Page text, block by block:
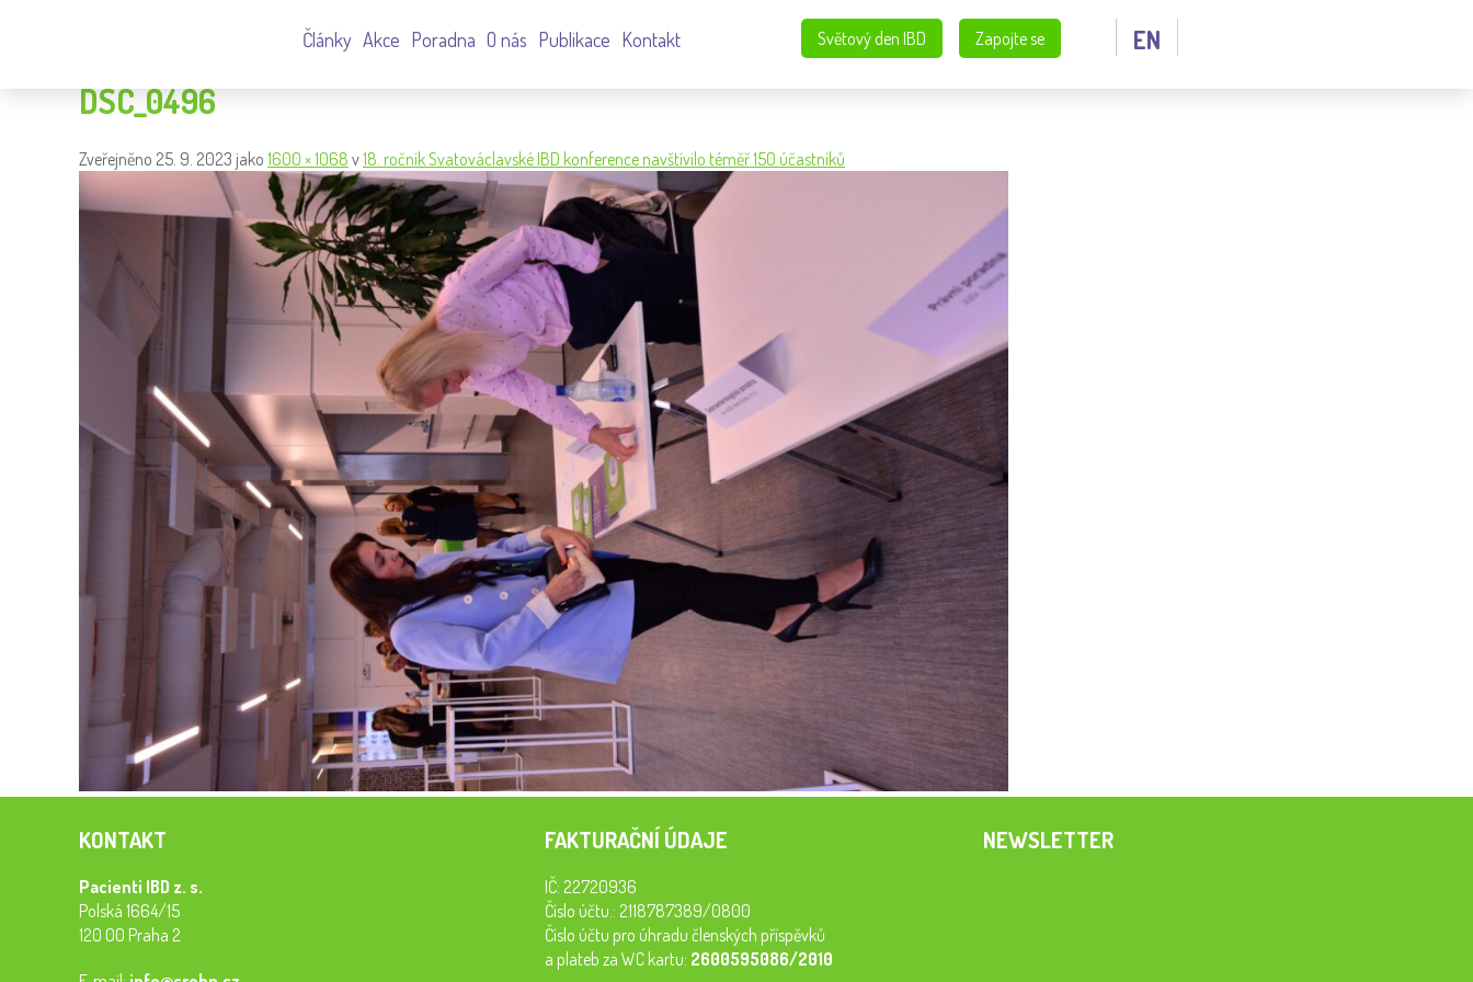
EN
Zapojte se
Světový den IBD
Články Akce Poradna O nás Publikace Kontakt
DSC_0496
Zveřejněno 25. 9. 2023 jako 1600 × 1068 v18. ročník Svatováclavské IBD konference navštívilo téměř 150 účastníků
KONTAKT
Pacienti IBD z. s.
Polská 1664/15
120 00 Praha 2
FAKTURAČNÍ ÚDAJE
IČ: 22720936
Číslo účtu.: 2118787389/0800
Číslo účtu pro úhradu členských příspěvků
a plateb za WC kartu: 2600595086/2010
NEWSLETTER